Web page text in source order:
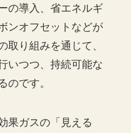
の導入、省エネルギ
ンオフセットなどが
取り組みを通じて、
いつつ、持続可能な
のです。
果ガスの「見える